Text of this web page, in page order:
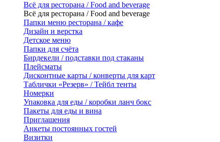
Всё для ресторана / Food and beverage
Всё для ресторана / Food and beverage
Папки меню ресторана / кафе
Дизайн и верстка
Детское меню
Папки для счёта
Бирдекели / подставки под стаканы
Плейсматы
Дисконтные карты / конверты для карт
Таблички «Резерв» / Тейбл тенты
Номерки
Упаковка для еды / коробки ланч бокс
Пакеты для еды и вина
Приглашения
Анкеты постоянных гостей
Визитки